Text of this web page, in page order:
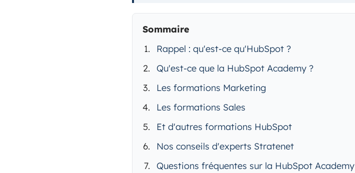
Sommaire
Rappel : qu'est-ce qu'HubSpot ?
Qu'est-ce que la HubSpot Academy ?
Les formations Marketing
Les formations Sales
Et d'autres formations HubSpot
Nos conseils d'experts Stratenet
Questions fréquentes sur la HubSpot Academy